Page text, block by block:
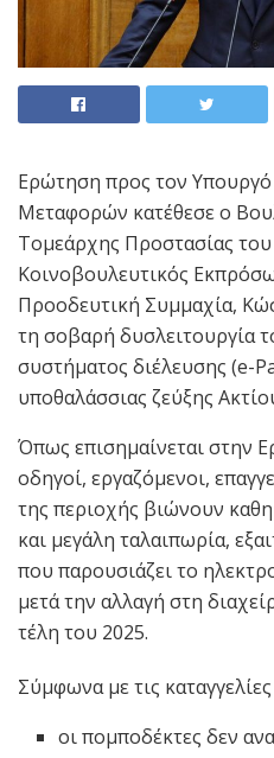
Ερώτηση προς τον
Μεταφορών κατέθεσε ο
Τομεάρχης Προστασίας
Κοινοβουλευτικός
Προοδευτική Συμμαχία,
τη σοβαρή δυσλειτουργία
συστήματος διέλευσης (e-
υποθαλάσσιας ζεύξης
Όπως επισημαίνεται στην
οδηγοί, εργαζόμενοι,
της περιοχής βιώνουν
και μεγάλη ταλαιπωρία,
που παρουσιάζει το
μετά την αλλαγή στη
τέλη του 2025.
Σύμφωνα με τις
οι πομποδέκτες δεν